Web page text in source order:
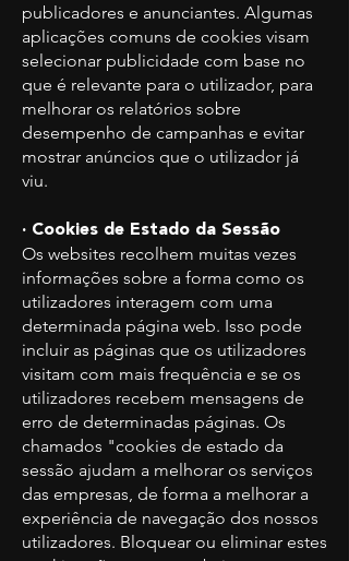
publicadores e anunciantes. Algumas
aplicações comuns de cookies visam
selecionar publicidade com base no
que é relevante para o utilizador, para
melhorar os relatórios sobre
desempenho de campanhas e evitar
mostrar anúncios que o utilizador já
viu.
· Cookies de Estado da Sessão
Os websites recolhem muitas vezes
informações sobre a forma como os
utilizadores interagem com uma
determinada página web. Isso pode
incluir as páginas que os utilizadores
visitam com mais frequência e se os
utilizadores recebem mensagens de
erro de determinadas páginas. Os
chamados "cookies de estado da
sessão ajudam a melhorar os serviços
das empresas, de forma a melhorar a
experiência de navegação dos nossos
utilizadores. Bloquear ou eliminar estes